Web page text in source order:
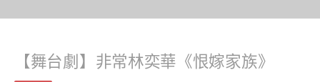
【舞台劇】非常林奕華《恨嫁家族》